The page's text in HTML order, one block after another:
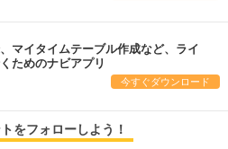
マイタイムテーブル作成など、ライ
ためのナビアプリ
今すぐダウンロード
をフォローしよう！